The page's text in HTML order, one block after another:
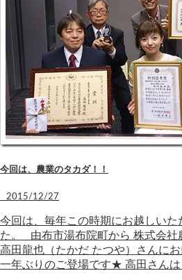
今回は、農業のタカダ！！
2015/12/27
今回は、毎年この時期にお越しいた
た。 由布市湯布院町から 株式会社
高田龍也（たかだ たつや）さんに
一年ぶりのご登場です★ 高田さん